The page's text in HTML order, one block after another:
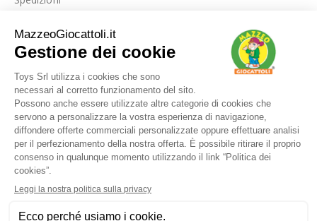
La nostra azienda
Le nostre recensioni
Blog
Dove siamo
Contattaci
I nostri marchi